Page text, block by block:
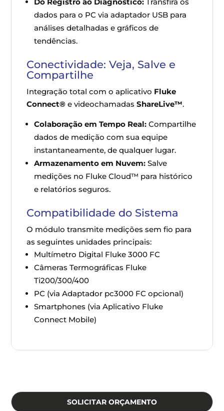
dados para o PC via adaptador USB para
análises detalhadas e gráficos de
tendências.
Conectividade: Veja, Salve e
Compartilhe
Integração total com o aplicativo Fluke
Connect® e videochamadasShareLive™.
Colaboração em Tempo Real: Compartilhe
dados de medição com sua equipe
instantaneamente, de qualquer lugar.
Armazenamento em Nuvem: Salve
medições no Fluke Cloud™ para histórico
e relatórios seguros.
Compatibilidade do Sistema
O módulo transmite medições sem fio para
as seguintes unidades principais:
Multímetro Digital Fluke 3000 FC
Câmeras Termográficas Fluke
Ti200/300/400
PC (via Adaptador pc3000 FC opcional)
Smartphones (via Aplicativo Fluke
Connect Mobile)
SOLICITAR ORÇAMENTO